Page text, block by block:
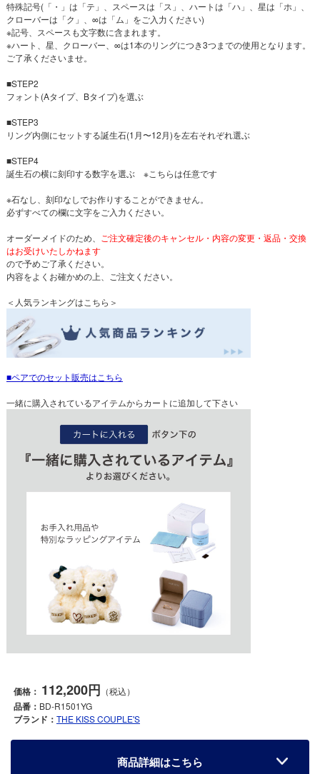
特殊記号(「・」は「テ」、スペースは「ス」、ハートは「ハ」、星は「ホ」、
クローバーは「ク」、∞は「ム」をご入力ください)
※記号、スペースも文字数に含まれます。
※ハート、星、クローバー、∞は1本のリングにつき3つまでの使用となります。
ご了承くださいませ。
■STEP2
フォント(Aタイプ、Bタイプ)を選ぶ
■STEP3
リング内側にセットする誕生石(1月〜12月)を左右それぞれ選ぶ
■STEP4
誕生石の横に刻印する数字を選ぶ ※こちらは任意です
※石なし、刻印なしでお作りすることができません。
必ずすべての欄に文字をご入力ください。
オーダーメイドのため、
ご注文確定後のキャンセル・内容の変更・返品・交換
はお受けいたしかねます
ので予めご了承ください。
内容をよくお確かめの上、ご注文ください。
＜人気ランキングはこちら＞
ペアでのセット販売はこちら
一緒に購入されているアイテムからカートに追加して下さい
価格： 112,200円 （税込）
品番： BD-R1501YG
ブランド： THE KISS COUPLE'S
商品詳細はこちら